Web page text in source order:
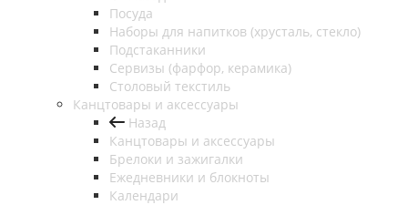
Посуда
Наборы для напитков (хрусталь, стекло)
Подстаканники
Сервизы (фарфор, керамика)
Столовый текстиль
Канцтовары и аксессуары
Назад
Канцтовары и аксессуары
Брелоки и зажигалки
Ежедневники и блокноты
Календари